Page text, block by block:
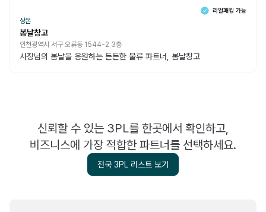
상온
봄날창고
인천광역시 서구 오류동 1544-2 3층
사장님의 봄날을 응원하는 든든한 물류 파트너, 봄날창고
신뢰할 수 있는 3PL를 한곳에서 확인하고,
비즈니스에 가장 적합한 파트너를 선택하세요.
전국 3PL 리스트 보기